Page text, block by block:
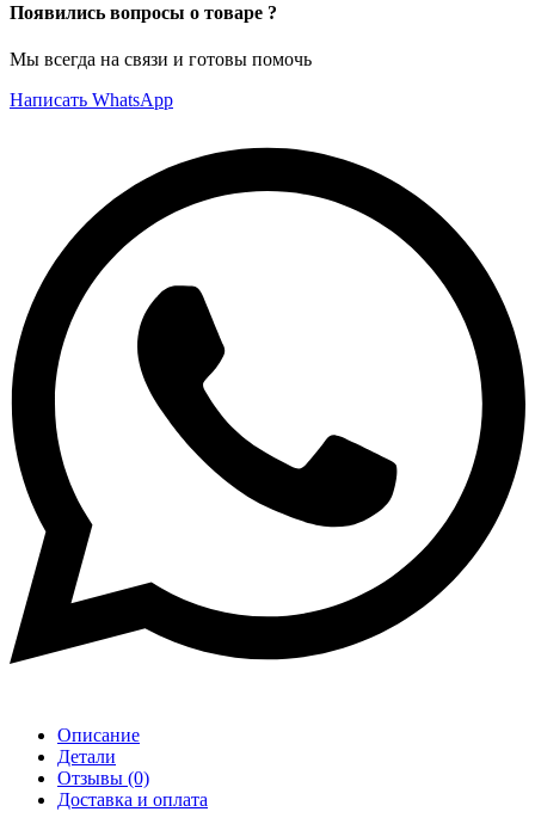
Появились вопросы о товаре ?
Мы всегда на связи и готовы помочь
Написать WhatsApp
Описание
Детали
Отзывы (0)
Доставка и оплата